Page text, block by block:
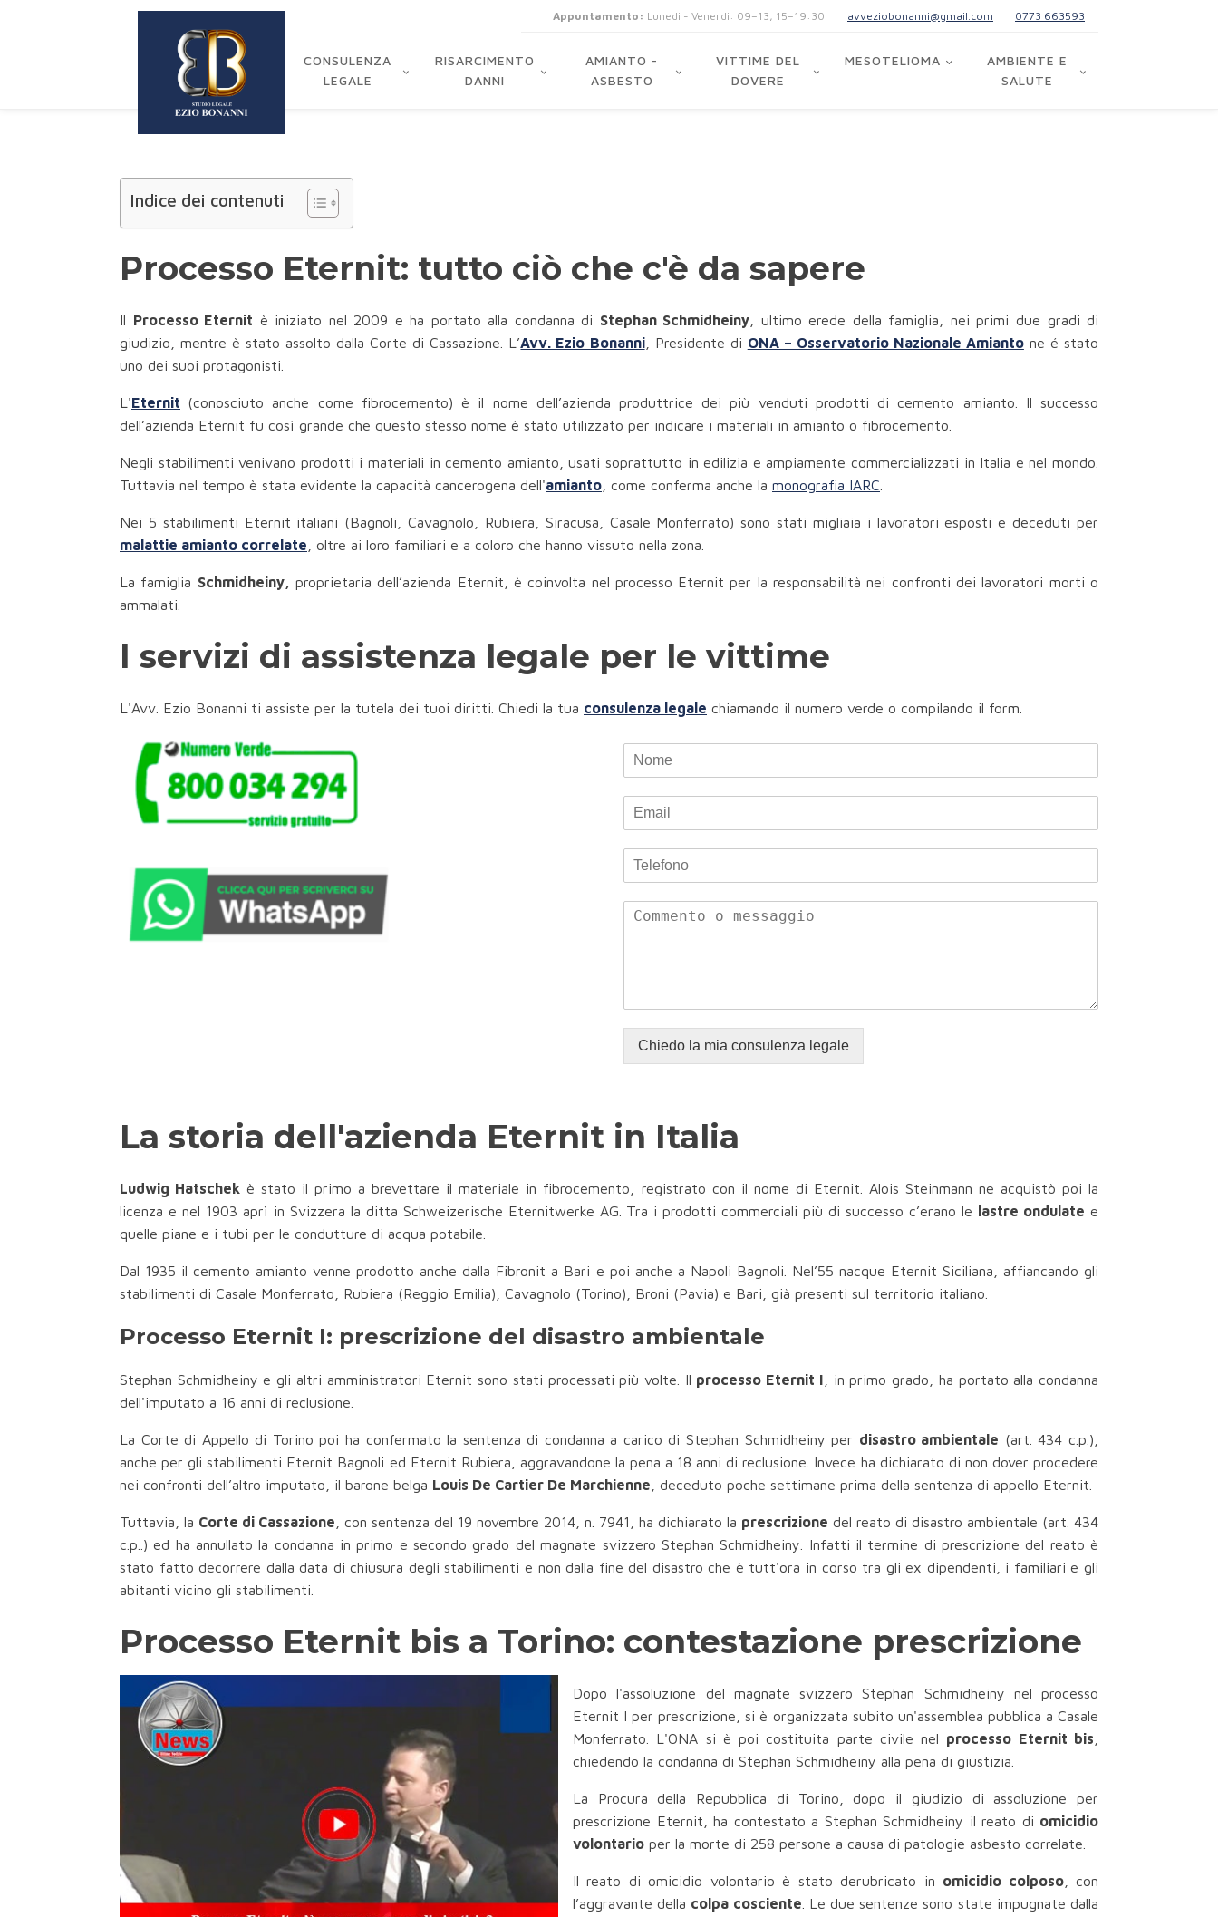
Appuntamento: Lunedi - Venerdi: 09–13, 15–19:30 avveziobonanni@gmail.com 0773 663593
CONSULENZA
LEGALE
RISARCIMENTO
DANNI
AMIANTO -
ASBESTO
VITTIME DEL
DOVERE
MESOTELIOMA
AMBIENTE E
SALUTE
Indice dei contenuti
Processo Eternit: tutto ciò che c'è da sapere
Il Processo Eternit è iniziato nel 2009 e ha portato alla condanna di Stephan Schmidheiny , ultimo erede della famiglia, nei primi due gradi di
giudizio, mentre è stato assolto dalla Corte di Cassazione. L’Avv. Ezio Bonanni, Presidente di ONA – Osservatorio Nazionale Amiantone é stato
uno dei suoi protagonisti.
L'Eternit (conosciuto anche come fibrocemento) è il nome dell’azienda produttrice dei più venduti prodotti di cemento amianto. Il successo
dell’azienda Eternit fu così grande che questo stesso nome è stato utilizzato per indicare i materiali in amianto o fibrocemento.
Negli stabilimenti venivano prodotti i materiali in cemento amianto, usati soprattutto in edilizia e ampiamente commercializzati in Italia e nel mondo.
Tuttavia nel tempo è stata evidente la capacità cancerogena dell'amianto , come conferma anche la monografia IARC
Nei 5 stabilimenti Eternit italiani (Bagnoli, Cavagnolo, Rubiera, Siracusa, Casale Monferrato) sono stati migliaia i lavoratori esposti e deceduti per
malattie amianto correlate , oltre ai loro familiari e a coloro che hanno vissuto nella zona.
La famiglia Schmidheiny,
proprietaria dell’azienda Eternit, è coinvolta nel processo Eternit per la responsabilità nei confronti dei lavoratori morti o
ammalati.
I servizi di assistenza legale per le vittime
L'Avv. Ezio Bonanni ti assiste per la tutela dei tuoi diritti. Chiedi la tua consulenza legale chiamando il numero verde o compilando il form.
Chiedo la mia consulenza legale
La storia dell'azienda Eternit in Italia
Ludwig Hatschek è stato il primo a brevettare il materiale in fibrocemento, registrato con il nome di Eternit. Alois Steinmann ne acquistò poi la
licenza e nel 1903 aprì in Svizzera la ditta Schweizerische Eternitwerke AG. Tra i prodotti commerciali più di successo c’erano le lastre ondulate e
quelle piane e i tubi per le condutture di acqua potabile.
Dal 1935 il cemento amianto venne prodotto anche dalla Fibronit a Bari e poi anche a Napoli Bagnoli. Nel’55 nacque Eternit Siciliana, affiancando gli
stabilimenti di Casale Monferrato, Rubiera (Reggio Emilia), Cavagnolo (Torino), Broni (Pavia) e Bari, già presenti sul territorio italiano.
Processo Eternit I: prescrizione del disastro ambientale
Stephan Schmidheiny e gli altri amministratori Eternit sono stati processati più volte. Il processo Eternit I , in primo grado, ha portato alla condanna
dell'imputato a 16 anni di reclusione.
La Corte di Appello di Torino poi ha confermato la sentenza di condanna a carico di Stephan Schmidheiny per disastro ambientale (art. 434 c.p.),
anche per gli stabilimenti Eternit Bagnoli ed Eternit Rubiera, aggravandone la pena a 18 anni di reclusione. Invece ha dichiarato di non dover procedere
nei confronti dell’altro imputato, il barone belga Louis De Cartier De Marchienne , deceduto poche settimane prima della sentenza di appello Eternit.
Tuttavia, la Corte di Cassazione , con sentenza del 19 novembre 2014, n. 7941, ha dichiarato la prescrizione del reato di disastro ambientale (art. 434
c.p..) ed ha annullato la condanna in primo e secondo grado del magnate svizzero Stephan Schmidheiny. Infatti il termine di prescrizione del reato è
stato fatto decorrere dalla data di chiusura degli stabilimenti e non dalla fine del disastro che è tutt'ora in corso tra gli ex dipendenti, i familiari e gli
abitanti vicino gli stabilimenti.
Processo Eternit bis a Torino: contestazione prescrizione
Dopo l'assoluzione del magnate svizzero Stephan Schmidheiny nel processo
Eternit I per prescrizione, si è organizzata subito un'assemblea pubblica a Casale
Monferrato. L'ONA si è poi costituita parte civile nel processo Eternit bis
chiedendo la condanna di Stephan Schmidheiny alla pena di giustizia.
La Procura della Repubblica di Torino, dopo il giudizio di assoluzione per
prescrizione Eternit, ha contestato a Stephan Schmidheiny il reato di omicidio
volontario per la morte di 258 persone a causa di patologie asbesto correlate.
Il reato di omicidio volontario è stato derubricato in omicidio colposo, con
l’aggravante della colpa cosciente . Le due sentenze sono state impugnate dalla